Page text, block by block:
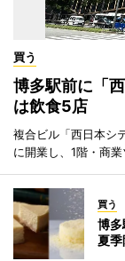
買う
博多駅前に「
は飲食5店
複合ビル「西日本シ
に開業し、1階・商
買う
博
夏季